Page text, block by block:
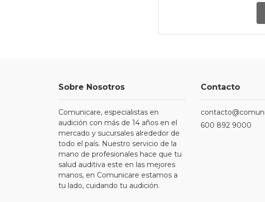
Sobre Nosotros
Comunicare, especialistas en
audición con más de 14 años en el
mercado y sucursales alrededor de
todo el país. Nuestro servicio de la
mano de profesionales hace que tu
salud auditiva este en las mejores
manos, en Comunicare estamos a
tu lado, cuidando tu audición.
Contacto
600 892 9000